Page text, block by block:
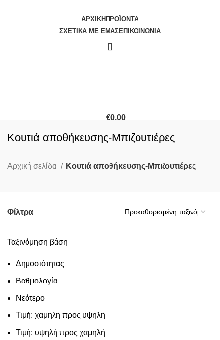
ΑΡΧΙΚΉ ΠΡΟΪΌΝΤΑ
ΣΧΕΤΙΚΆ ΜΕ ΕΜΆΣΕΠΙΚΟΙΝΩΝΊΑ
€0.00
Κατηγορίες
Κουτιά αποθήκευσης-Μπιζουτιέρες
Αρχική σελίδα Κουτιά αποθήκευσης-Μπιζουτιέρες
Φίλτρα
Ταξινόμηση βάση
Δημοσιότητας
Βαθμολογία
Νεότερο
Τιμή: χαμηλή προς υψηλή
Τιμή: υψηλή προς χαμηλή